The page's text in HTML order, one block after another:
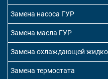
Замена насоса ГУР
Замена масла ГУР
Замена охлаждающей
Замена термостата